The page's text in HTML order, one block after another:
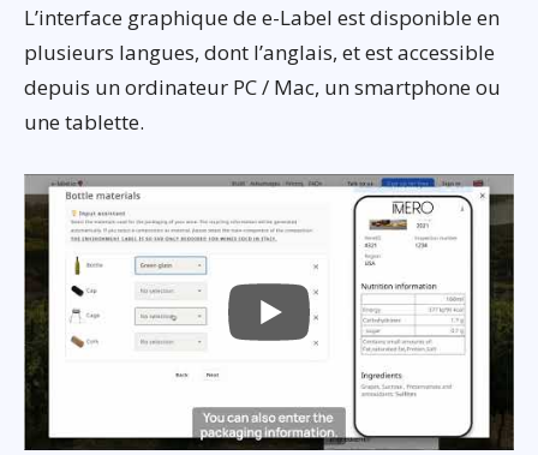
L’interface graphique de e-Label est disponible en
plusieurs langues, dont l’anglais, et est accessible
depuis un ordinateur PC / Mac, un smartphone ou
une tablette.